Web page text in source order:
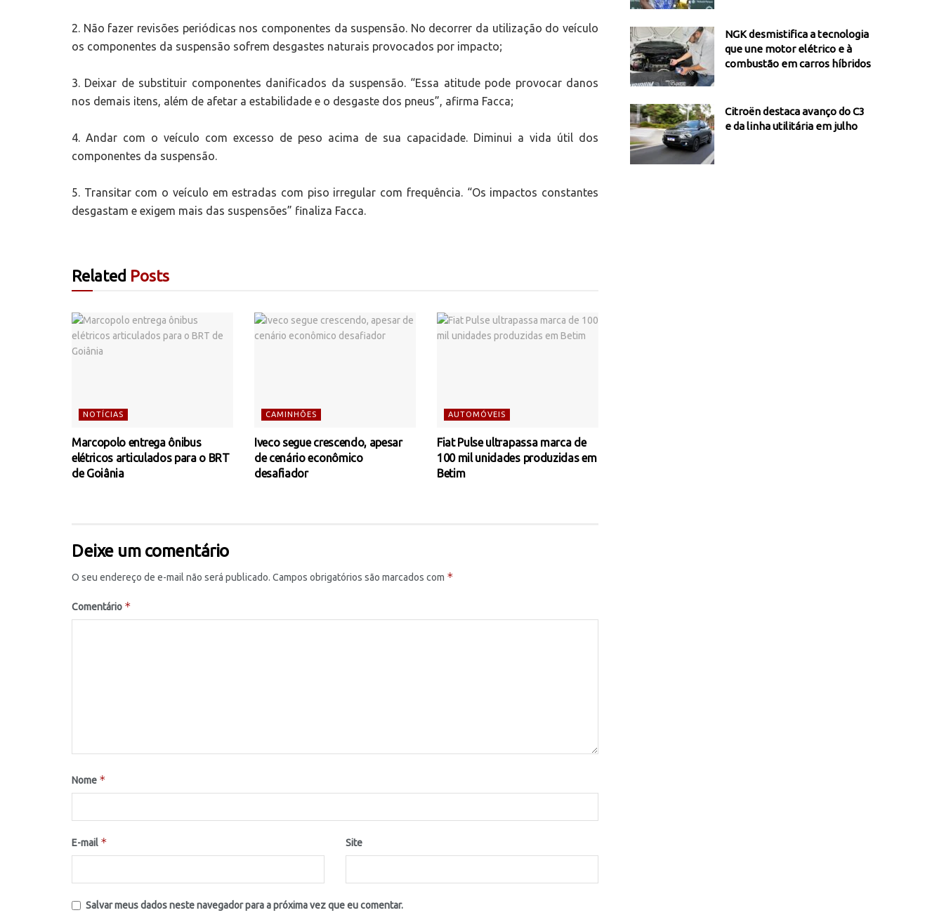
2. Não fazer revisões periódicas nos componentes da suspensão. No decorrer da utilização do veículo
os componentes da suspensão sofrem desgastes naturais provocados por impacto;
3. Deixar de substituir componentes danificados da suspensão. “Essa atitude pode provocar danos
nos demais itens, além de afetar a estabilidade e o desgaste dos pneus”, afirma Facca;
4. Andar com o veículo com excesso de peso acima de sua capacidade. Diminui a vida útil dos
componentes da suspensão.
5. Transitar com o veículo em estradas com piso irregular com frequência. “Os impactos constantes
desgastam e exigem mais das suspensões” finaliza Facca.
Related Posts
NOTÍCIAS
Marcopolo entrega ônibus
elétricos articulados para o BRT
de Goiânia
CAMINHÕES
Iveco segue crescendo, apesar
de cenário econômico
desafiador
AUTOMÓVEIS
Fiat Pulse ultrapassa marca de
100 mil unidades produzidas em
Betim
Deixe um comentário
O seu endereço de e-mail não será publicado. Campos obrigatórios são marcados com *
Comentário *
Nome *
E-mail * Site
Salvar meus dados neste navegador para a próxima vez que eu comentar.
NGK desmistifica a tecnologia
que une motor elétrico e à
combustão em carros híbridos
Citroën destaca avanço do C3
e da linha utilitária em julho